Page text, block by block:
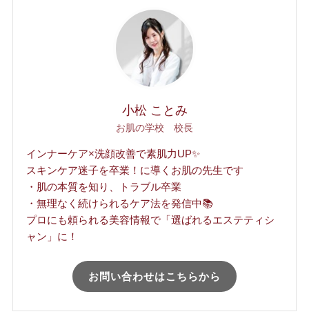
小松 ことみ
お肌の学校 校長
インナーケア×洗顔改善で素肌力UP✨
スキンケア迷子を卒業！に導くお肌の先生です
・肌の本質を知り、トラブル卒業
・無理なく続けられるケア法を発信中📚
プロにも頼られる美容情報で「選ばれるエステティシ
ャン」に！
お問い合わせはこちらから